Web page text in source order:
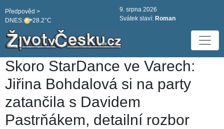
DNES: 28.2°C
Předpověd >
9. srpna 2026
Svátek slaví: Roman
Skoro StarDance ve Varech:
Jiřina Bohdalová si na party
zatančila s Davidem
Pastrňákem, detailní rozbor